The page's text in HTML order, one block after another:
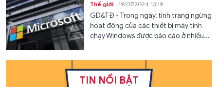
Thế giới 19/07/2024 13:19
GD&TĐ - Trong ngày, tình trạng ngừng
hoạt động của các thiết bị máy tính
chạy Windows được báo cáo ở nhiều...
TIN NỔI BẬT